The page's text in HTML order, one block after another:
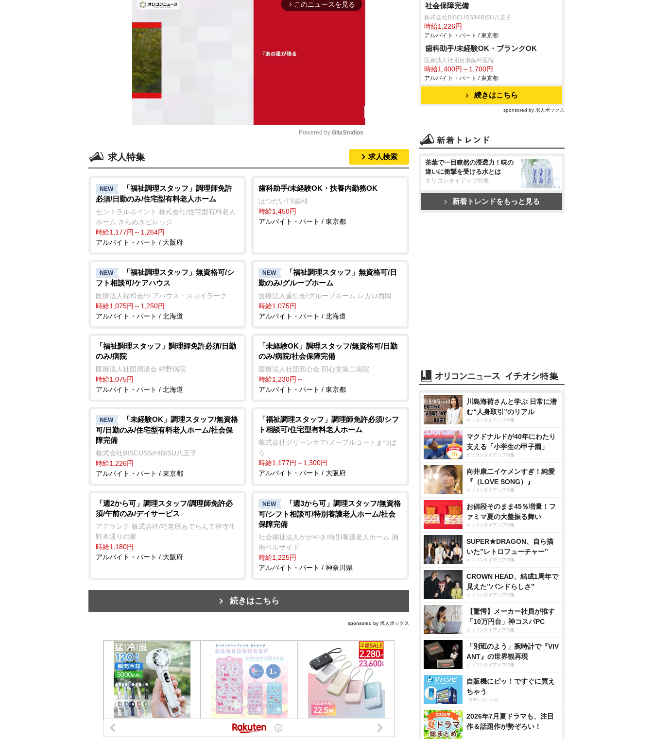
arrow_forward_ios このニュースを見る
Powered by GliaStudios
求人特集 求人検索
NEW
「福祉調理スタッフ」調理師免許
必須/日勤のみ/住宅型有料老人ホーム
セントラルポイント 株式会社/住宅型有料老人
ホーム きらめきビレッジ
時給1,177円～1,264円
アルバイト・パート / 大阪府
歯科助手/未経験OK・扶養内勤務OK
はつだいTS歯科
時給1,450円
アルバイト・パート / 東京都
NEW
「福祉調理スタッフ」無資格可/シ
フト相談可/ケアハウス
医療法人福和会/ケアハウス・スカイラーク
時給1,075円～1,250円
アルバイト・パート / 北海道
NEW
「福祉調理スタッフ」無資格可/日
勤のみ/グループホーム
医療法人重仁会/グループホーム レガロ西岡
時給1,075円
アルバイト・パート / 北海道
「福祉調理スタッフ」調理師免許必須/日勤
のみ/病院
医療法人社団潤清会 端野病院
時給1,075円
アルバイト・パート / 北海道
「未経験OK」調理スタッフ/無資格可/日勤
のみ/病院/社会保障完備
医療法人社団回心会 回心堂第二病院
時給1,230円～
アルバイト・パート / 東京都
NEW
「未経験OK」調理スタッフ/無資格
可/日勤のみ/住宅型有料老人ホーム/社会保
障完備
株式会社BISCUSS/HIBISU八王子
時給1,226円
アルバイト・パート / 東京都
「福祉調理スタッフ」調理師免許必須/シフ
ト相談可/住宅型有料老人ホーム
株式会社グリーンケア/メープルコートまつば
ら
時給1,177円～1,300円
アルバイト・パート / 大阪府
「週2から可」調理スタッフ/調理師免許必
須/午前のみ/デイサービス
アデランテ 株式会社/宅老所あでらんて林寺生
野本通りの家
時給1,180円
アルバイト・パート / 大阪府
NEW
「週3から可」調理スタッフ/無資格
可/シフト相談可/特別養護老人ホーム/社会
保障完備
社会福祉法人かがやき/特別養護老人ホーム 湘
南ベルサイド
時給1,225円
アルバイト・パート / 神奈川県
続きはこちら
sponsored by 求人ボックス
社会保障完備
株式会社BISCUSS/HIBISU八王子
時給1,226円
アルバイト・パート / 東京都
歯科助手/未経験OK・ブランクOK
医療法人社団百瀬歯科医院
時給1,400円～1,700円
アルバイト・パート / 東京都
続きはこちら
sponsored by 求人ボックス
茶葉で一目瞭然の浸透力！味の
違いに衝撃を受ける水とは
オリコンタイアップ特集
新着トレンドをもっと見る
川島海荷さんと学ぶ 日常に潜
む“人身取引”のリアル
オリコンタイアップ特集
マクドナルドが40年にわたり
支える「小学生の甲子園」
オリコンタイアップ特集
向井康二イケメンすぎ！純愛
『（LOVE SONG）』
オリコンタイアップ特集
お値段そのまま45％増量！フ
ァミマ夏の大盤振る舞い
オリコンタイアップ特集
SUPER★DRAGON、自ら描
いた”レトロフューチャー”
オリコンタイアップ特集
CROWN HEAD、結成1周年で
見えた”バンドらしさ”
オリコンタイアップ特集
【驚愕】メーカー社員が推す
「10万円台」神コスパPC
オリコンタイアップ特集
「別班のよう」腕時計で『VIV
ANT』の世界観再現
オリコンタイアップ特集
自販機にピッ！ですぐに買え
ちゃう
（PR）ジハンピ
2026年7月夏ドラマも、注目
作＆話題作が勢ぞろい！